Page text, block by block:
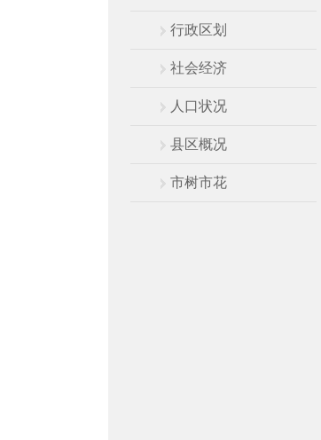
行政区划
社会经济
人口状况
县区概况
市树市花